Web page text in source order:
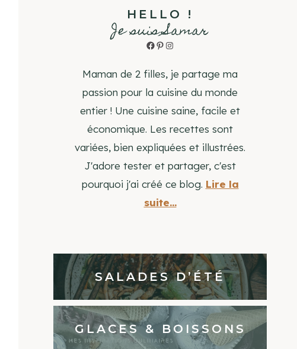
HELLO !
Je suis Samar
Facebook
Pinterest
Instagram
Maman de 2 filles, je partage ma
passion pour la cuisine du monde
entier ! Une cuisine saine, facile et
économique. Les recettes sont
variées, bien expliquées et illustrées.
J'adore tester et partager, c'est
pourquoi j'ai créé ce blog. Lire la
suite...
SALADES D’ÉTÉ
GLACES & BOISSONS